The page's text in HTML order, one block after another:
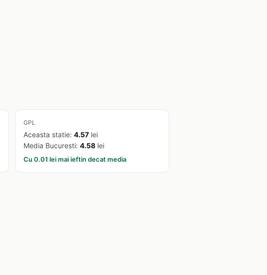
GPL
Aceasta statie: 4.57lei
Media Bucuresti: 4.58lei
Cu 0.01 lei mai ieftin decat media